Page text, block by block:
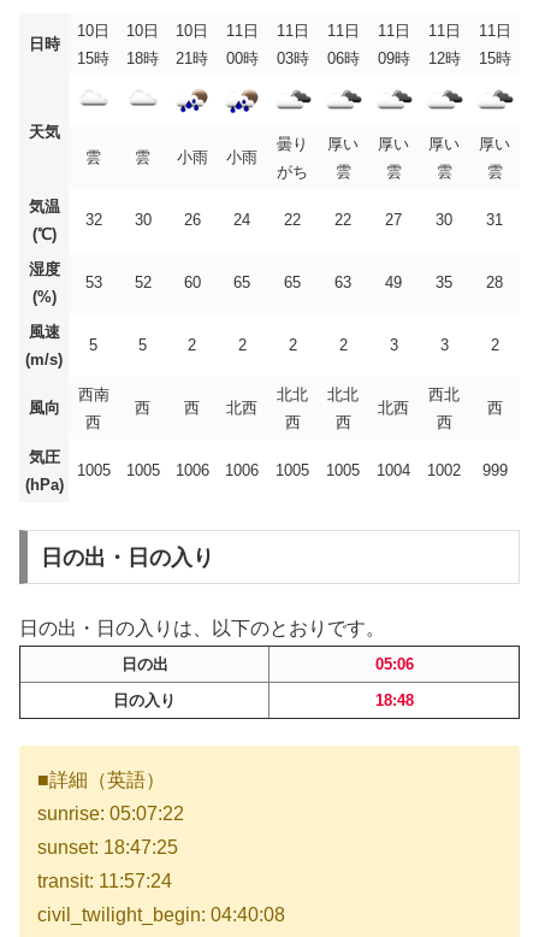
日時
10日
15時
10日
18時
10日
21時
11日
00時
11日
03時
11日
06時
11日
09時
11日
12時
11日
15時
天気
雲
雲 小雨 小雨
曇り
がち
厚い
雲
厚い
雲
厚い
雲
厚い
雲
気温
(℃)
32 30 26 24 22 22 27 30 31
湿度
(%)
53 52 60 65 65 63 49 35 28
風速
(m/s)
5 5 2 2 2 2 3 3 2
風向
西南
西
西 西 北西
北北
西
北北
西
北西
西北
西
西
気圧
(hPa)
1005 1005 1006 1006 1005 1005 1004 1002 999
日の出・日の入り
日の出・日の入りは、以下のとおりです。
日の出
05:06
日の入り
18:48
■詳細（英語）
sunrise: 05:07:22
sunset: 18:47:25
transit: 11:57:24
civil_twilight_begin: 04:40:08